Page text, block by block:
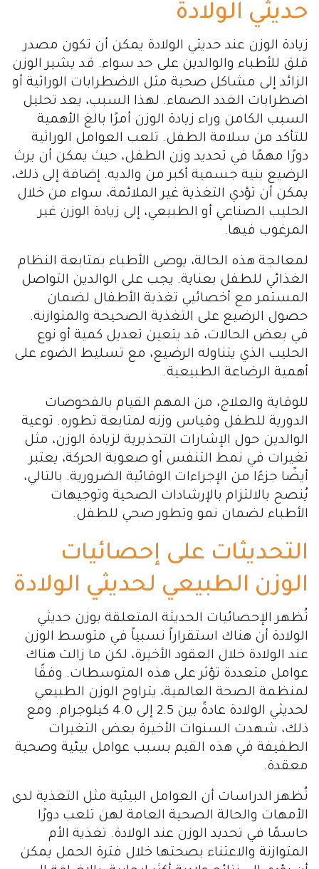
حديثي الولادة
زيادة الوزن عند حديثي الولادة يمكن أن تكون مصدر
قلق للأطباء والوالدين على حد سواء. قد يشير الوزن
الزائد إلى مشاكل صحية مثل الاضطرابات الوراثية أو
اضطرابات الغدد الصماء. لهذا السبب، يعد تحليل
السبب الكامن وراء زيادة الوزن أمرًا بالغ الأهمية
للتأكد من سلامة الطفل. تلعب العوامل الوراثية
دورًا مهمًا في تحديد وزن الطفل، حيث يمكن أن يرث
الرضيع بنية جسمية أكبر من والديه. إضافة إلى ذلك،
يمكن أن تؤدي التغذية غير الملائمة، سواء من خلال
الحليب الصناعي أو الطبيعي، إلى زيادة الوزن غير
المرغوب فيها.
لمعالجة هذه الحالة، يوصى الأطباء بمتابعة النظام
الغذائي للطفل بعناية. يجب على الوالدين التواصل
المستمر مع أخصائيي تغذية الأطفال لضمان
حصول الرضيع على التغذية الصحيحة والمتوازنة.
في بعض الحالات، قد يتعين تعديل كمية أو نوع
الحليب الذي يتناوله الرضيع، مع تسليط الضوء على
أهمية الرضاعة الطبيعية.
للوقاية والعلاج، من المهم القيام بالفحوصات
الدورية للطفل وقياس وزنه لمتابعة تطوره. توعية
الوالدين حول الإشارات التحذيرية لزيادة الوزن، مثل
تغيرات في نمط التنفس أو صعوبة الحركة، يعتبر
أيضًا جزءًا من الإجراءات الوقائية الضرورية. بالتالي،
يُنصح بالالتزام بالإرشادات الصحية وتوجيهات
الأطباء لضمان نمو وتطور صحي للطفل.
التحديثات على إحصائيات
الوزن الطبيعي لحديثي الولادة
تُظهر الإحصائيات الحديثة المتعلقة بوزن حديثي
الولادة أن هناك استقراراً نسبياً في متوسط الوزن
عند الولادة خلال العقود الأخيرة، لكن ما زالت هناك
عوامل متعددة تؤثر على هذه المتوسطات. وفقًا
لمنظمة الصحة العالمية، يتراوح الوزن الطبيعي
لحديثي الولادة عادةً بين 2.5 إلى 4.0 كيلوجرام. ومع
ذلك، شهدت السنوات الأخيرة بعض التغيرات
الطفيفة في هذه القيم بسبب عوامل بيئية وصحية
معقدة.
تُظهر الدراسات أن العوامل البيئية مثل التغذية لدى
الأمهات والحالة الصحية العامة لهن تلعب دورًا
حاسمًا في تحديد الوزن عند الولادة. تغذية الأم
المتوازنة والاعتناء بصحتها خلال فترة الحمل يمكن